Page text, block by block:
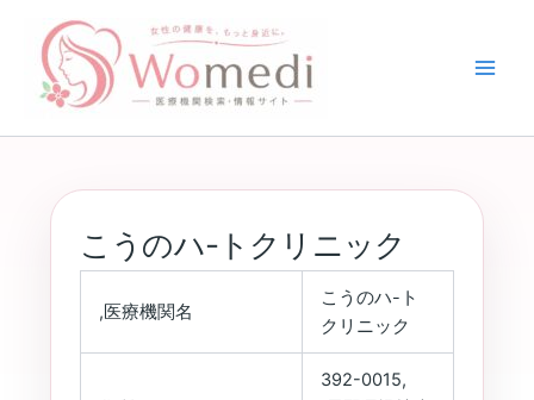
こうのハ-トクリニック
,医療機関名
こうのハ-ト
クリニック
392-0015,